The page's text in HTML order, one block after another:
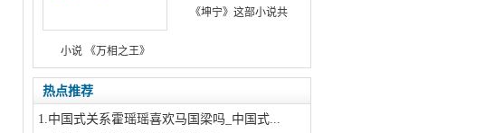
小说 《万相之王》
《坤宁》这部小说共
热点推荐
1.中国式关系霍瑶瑶喜欢马国梁吗_中国式...